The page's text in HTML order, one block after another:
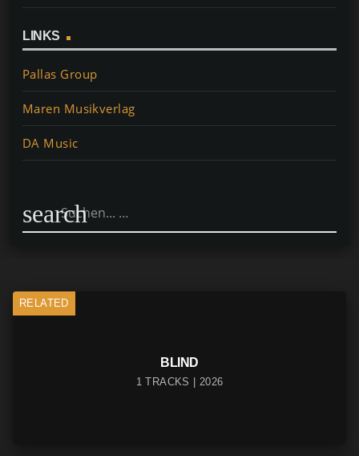
LINKS
Pallas Group
Maren Musikverlag
DA Music
search
RELATED
BLIND
1 TRACKS | 2026